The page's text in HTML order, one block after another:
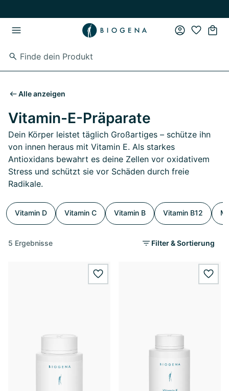
Alle anzeigen
Vitamin-E-Präparate
Dein Körper leistet täglich Großartiges – schütze ihn
von innen heraus mit Vitamin E. Als starkes
Antioxidans bewahrt es deine Zellen vor oxidativem
Stress und schützt sie vor Schäden durch freie
Radikale.
Vitamin D Vitamin C Vitamin B Vitamin B12
5 Ergebnisse Filter & Sortierung
wishlist.add